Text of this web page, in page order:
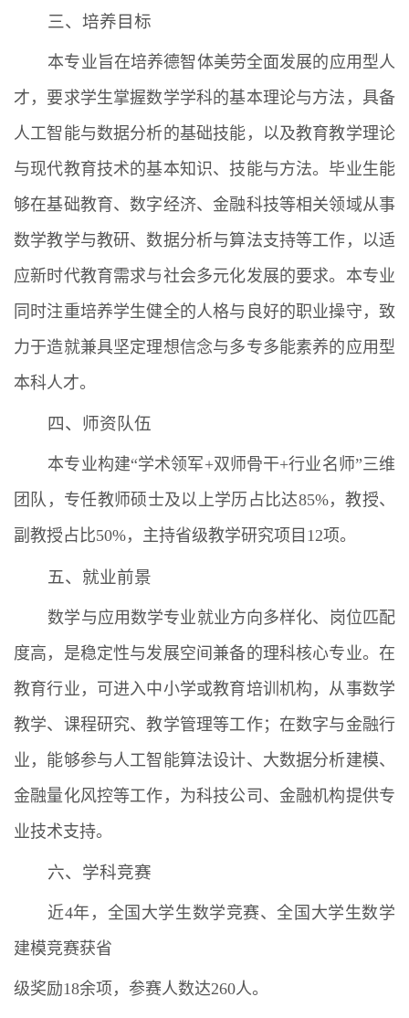
三、培养目标
本专业旨在培养德智体美劳全面发展的应用型人
才，要求学生掌握数学学科的基本理论与方法，具备
人工智能与数据分析的基础技能，以及教育教学理论
与现代教育技术的基本知识、技能与方法。毕业生能
够在基础教育、数字经济、金融科技等相关领域从事
数学教学与教研、数据分析与算法支持等工作，以适
应新时代教育需求与社会多元化发展的要求。本专业
同时注重培养学生健全的人格与良好的职业操守，致
力于造就兼具坚定理想信念与多专多能素养的应用型
本科人才。
四、师资队伍
本专业构建“学术领军+双师骨干+行业名师”三维
团队，专任教师硕士及以上学历占比达85%，教授、
副教授占比50%，主持省级教学研究项目12项。
五、就业前景
数学与应用数学专业就业方向多样化、岗位匹配
度高，是稳定性与发展空间兼备的理科核心专业。在
教育行业，可进入中小学或教育培训机构，从事数学
教学、课程研究、教学管理等工作；在数字与金融行
业，能够参与人工智能算法设计、大数据分析建模、
金融量化风控等工作，为科技公司、金融机构提供专
业技术支持。
六、学科竞赛
近4年，全国大学生数学竞赛、全国大学生数学
建模竞赛获省
级奖励18余项，参赛人数达260人。